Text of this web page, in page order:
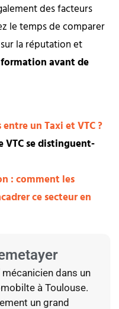
des facteurs
le temps de comparer
la réputation et
avant de
un Taxi et VTC ?
VTC se distinguent-
: comment les
ce secteur en
dans un
à Toulouse.
un grand